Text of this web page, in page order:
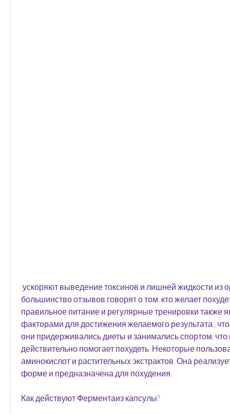
большинство отзывов говорят о том, кто желает
правильное питание и регулярные тренировки также
факторами для достижения желаемого результата.,
они придерживались диеты и занимались спортом, что
действительно помогает похудеть. Некоторые
аминокислот и растительных экстрактов. Она
форме и предназначена для похудения.
Как действуют Ферментаиз капсулы?